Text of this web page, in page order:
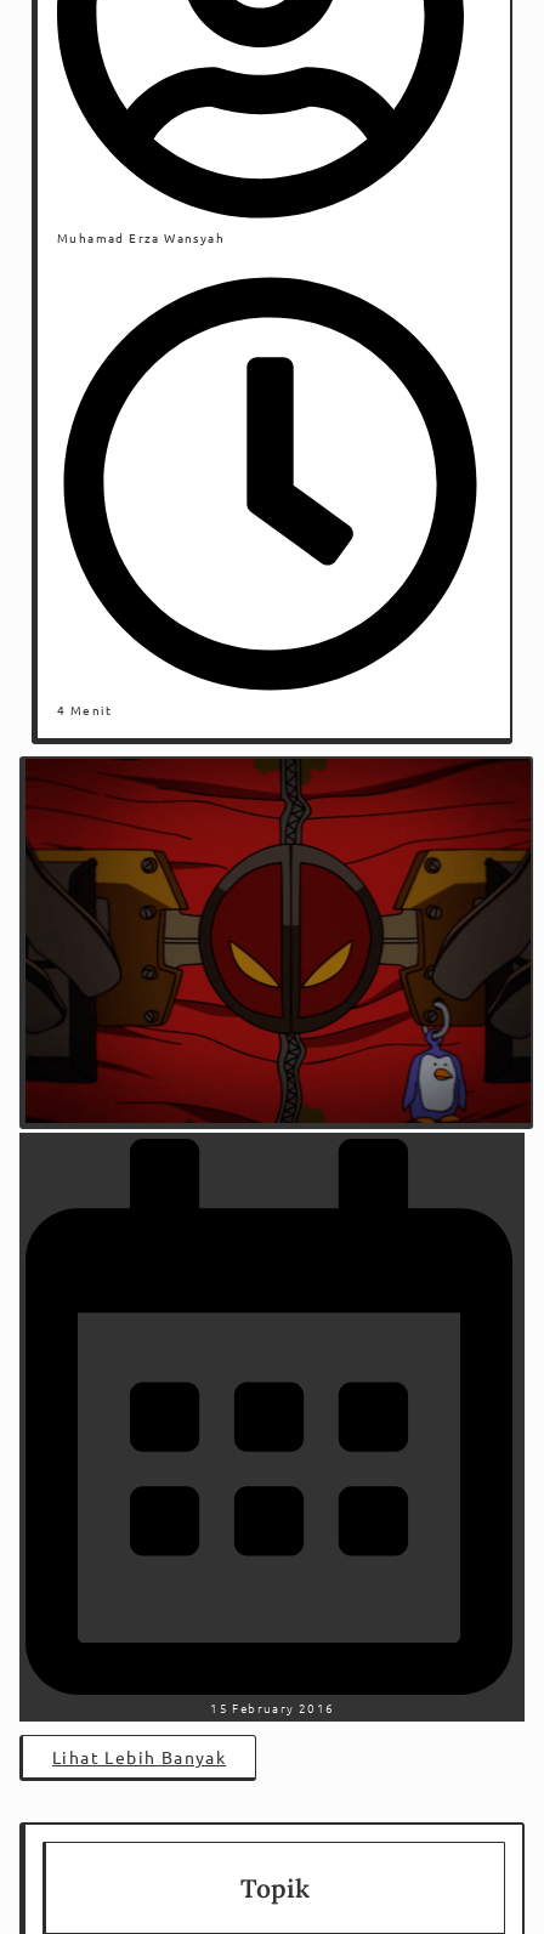
Muhamad Erza Wansyah
4 Menit
15 February 2016
Lihat Lebih Banyak
Topik